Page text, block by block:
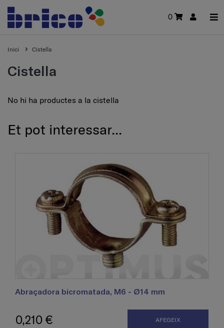
0
Inici Cistella
Cistella
No hi ha productes a la cistella
Et pot interessar...
Abraçadora bicromatada, M6 - Ø14 mm
0,210 € AFEGEIX